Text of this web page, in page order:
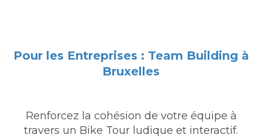
Pour les Entreprises : Team Building à
Bruxelles
Renforcez la cohésion de votre équipe à
travers un Bike Tour ludique et interactif.